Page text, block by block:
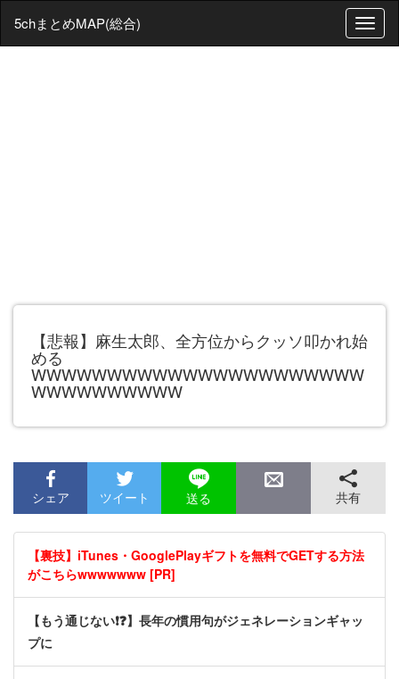
T
o
5chまとめMAP(総合)
【悲報】麻生太郎、全方位からクッソ叩かれ始
める
WWWWWWWWWWWWWWWWWWWWWW
WWWWWWWWWW
シェア ツイート 送る 共有
【裏技】iTunes・GooglePlayギフトを無料でGETする方法
がこちらwwwwwww [PR]
【もう通じない❗❓】長年の慣用句がジェネレーションギャッ
プに